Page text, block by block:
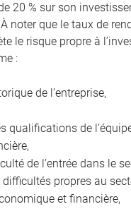
20 % sur son
noter que le taux de
le risque propre à
:
de l’entreprise,
qualifications de
de l’entrée dans le
propres au
et financière,